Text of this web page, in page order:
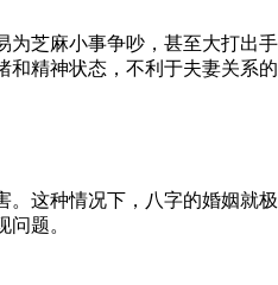
芝麻小事争吵，甚至大打出
精神状态，不利于夫妻关系的
这种情况下，八字的婚姻就
题。